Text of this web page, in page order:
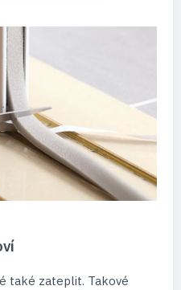
také zateplit. Takové